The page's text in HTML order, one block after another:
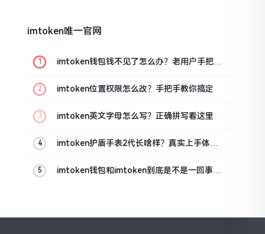
imtoken唯一官网
imtoken钱包钱不见了怎么办？老用户手把手
imtoken位置权限怎么改？手把手教你搞定
imtoken英文字母怎么写？正确拼写看这里
imtoken护盾手表2代长啥样？真实上手体验
imtoken钱包和imtoken到底是不是一回事？